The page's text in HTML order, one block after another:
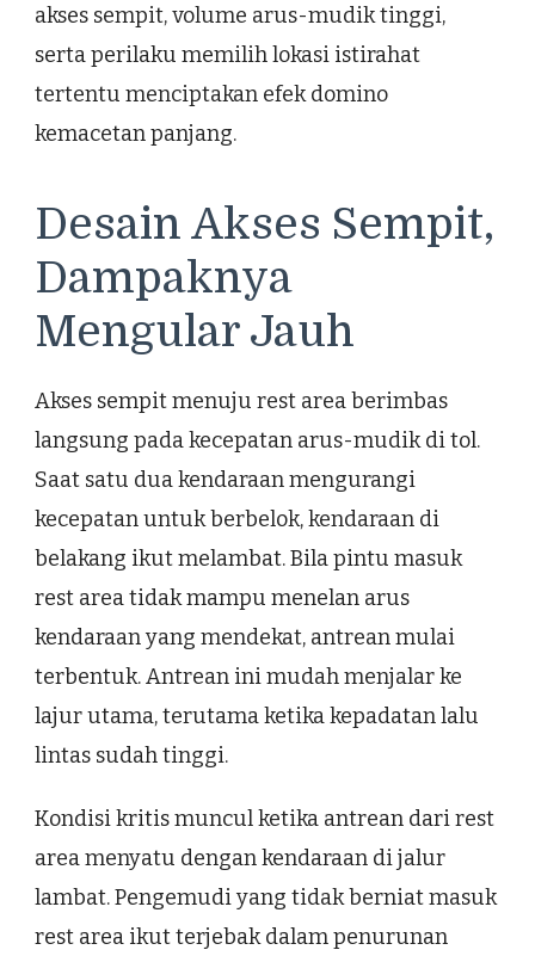
akses sempit, volume arus-mudik tinggi,
serta perilaku memilih lokasi istirahat
tertentu menciptakan efek domino
kemacetan panjang.
Desain Akses Sempit,
Dampaknya
Mengular Jauh
Akses sempit menuju rest area berimbas
langsung pada kecepatan arus-mudik di tol.
Saat satu dua kendaraan mengurangi
kecepatan untuk berbelok, kendaraan di
belakang ikut melambat. Bila pintu masuk
rest area tidak mampu menelan arus
kendaraan yang mendekat, antrean mulai
terbentuk. Antrean ini mudah menjalar ke
lajur utama, terutama ketika kepadatan lalu
lintas sudah tinggi.
Kondisi kritis muncul ketika antrean dari rest
area menyatu dengan kendaraan di jalur
lambat. Pengemudi yang tidak berniat masuk
rest area ikut terjebak dalam penurunan